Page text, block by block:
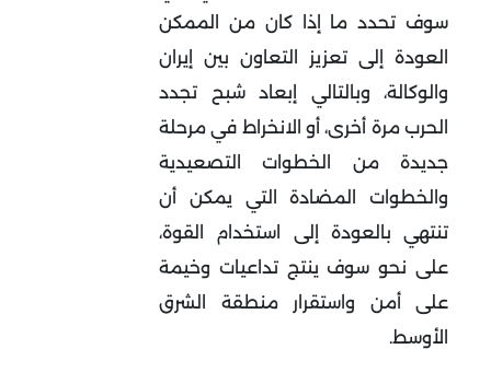
سوف تحدد ما إذا كان من الممكن
العودة إلى تعزيز التعاون بين إيران
والوكالة، وبالتالي إبعاد شبح تجدد
الحرب مرة أخرى، أو الانخراط في مرحلة
جديدة من الخطوات التصعيدية
والخطوات المضادة التي يمكن أن
تنتهي بالعودة إلى استخدام القوة،
على نحو سوف ينتج تداعيات وخيمة
على أمن واستقرار منطقة الشرق
الأوسط.